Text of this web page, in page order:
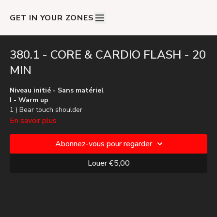
GET IN YOUR ZONES
380.1 - CORE & CARDIO FLASH - 20
MIN
Niveau initié - Sans matériel
I - Warm up
1 ) Bear touch shoulder
2 ) Crunch cross > Touch toes
1 ) Mountain climber > Ciseaux
En savoir plus
Abonnez-vous pour regarder
Louer €5,00